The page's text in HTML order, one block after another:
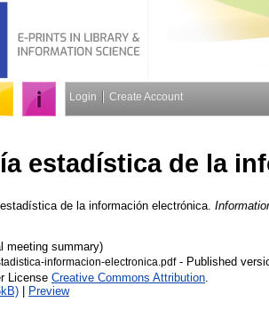
Login Create Account
estadística de la
de la información electrónica.
meeting summary)
informacion-electronica.pdf- Published
License Creative Commons Attribution
| Preview